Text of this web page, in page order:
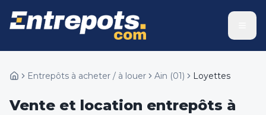
Entrepôts à acheter / à louer Ain (01) Loyettes
Vente et location entrepôts à